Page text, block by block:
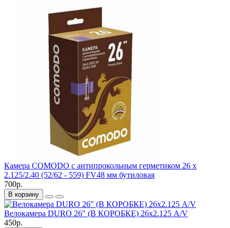
Камера COMODO с антипрокольным герметиком 26 x
2.125/2.40 (52/62 - 559) FV48 мм бутиловая
700р.
В корзину
Велокамера DURO 26" (В КОРОБКЕ) 26х2.125 A/V
450р.